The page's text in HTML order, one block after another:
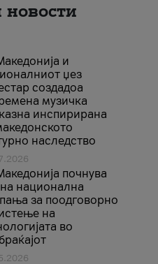
новости
и
џез
создадоа
музичка
инспирирана
наследство
почнува
национална
за поодговорно
на
во